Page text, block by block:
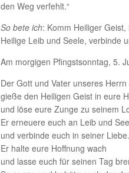
den Weg verfehlt.“
So bete ich: Komm Heiliger
Heilige Leib und Seele, verbinde
Am morgigen Pfingstsonntag, 5.
Der Gott und Vater unseres
gieße den Heiligen Geist in eure
und löse eure Zunge zu seinem
Er erneuere euch an Leib und
und verbinde euch in seiner Liebe.
Er halte eure Hoffnung wach
und lasse euch für seinen Tag